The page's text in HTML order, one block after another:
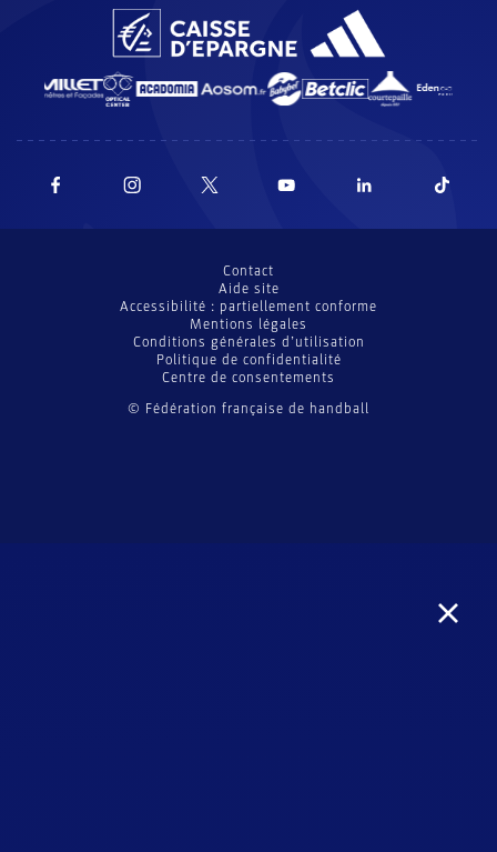
© Fédération française de handball
Contact
Aide site
Accessibilité : partiellement conforme
Mentions légales
Conditions générales d’utilisation
Politique de confidentialité
Centre de consentements